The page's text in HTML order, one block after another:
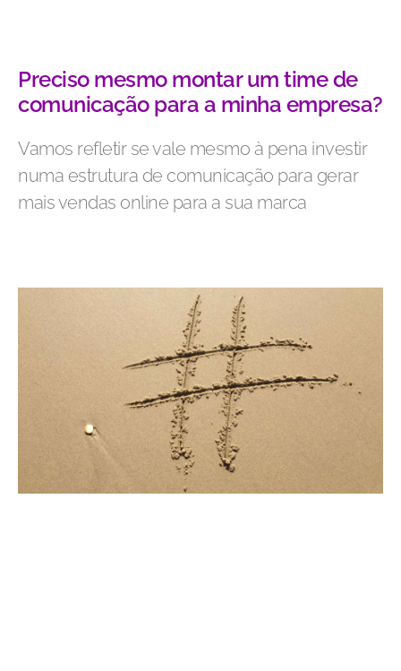
Preciso mesmo montar um time de
comunicação para a minha empresa?
Vamos refletir se vale mesmo à pena investir
numa estrutura de comunicação para gerar
mais vendas online para a sua marca